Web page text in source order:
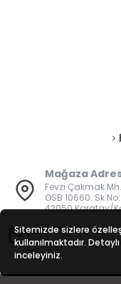
Mağaza
Fevzi Çakmak
OSB 10660. Sk
42050 Karatay/
E-Posta
Sitemizde sizlere
kullanılmaktadır.
inceleyiniz.